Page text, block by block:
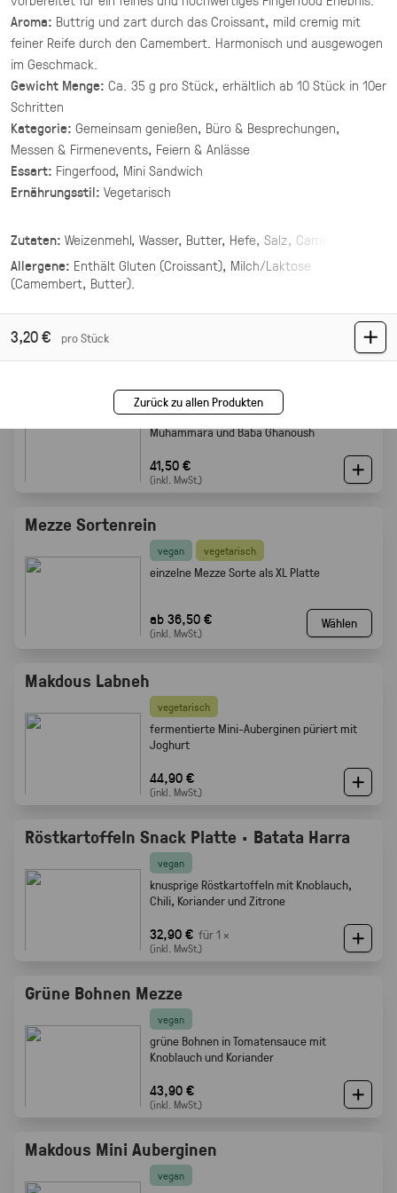
Aroma: Buttrig und zart durch das Croissant, mild cremig mit
feiner Reife durch den Camembert. Harmonisch und ausgewogen
im Geschmack.
Gewicht Menge: Ca. 35 g pro Stück, erhältlich ab 10 Stück in 10er
Schritten
Kategorie: Gemeinsam genießen, Büro & Besprechungen,
Messen & Firmenevents, Feiern & Anlässe
Essart: Fingerfood, Mini Sandwich
Ernährungsstil: Vegetarisch
Zutaten: Weizenmehl, Wasser, Butter, Hefe, Salz, Camembert
Allergene: EnthältGluten (Croissant), Milch/Laktose
(Camembert, Butter)
3,20 € pro Stück
Zurück zu allen Produkten
Asiatische Brokkoli Platte
vegan
asiatischer Marinade mit Sesam und Ingwer.
34,90 € für 1 ×
(inkl. MwSt.)
vegan
vier Hummus Variationen mit Toppings ·
Mezze & Dip
Mezze Mix
vegan vegetarisch
vier Mezze Dips: Hummus, Mutabbal,
Muhammara und Baba Ghanoush
41,50 €
(inkl. MwSt.)
Mezze Sortenrein
vegan vegetarisch
einzelne Mezze Sorte als XL Platte
ab 36,50 €
(inkl. MwSt.)
Wählen
Makdous Labneh
vegetarisch
fermentierte Mini-Auberginen püriert mit
Joghurt
44,90 €
(inkl. MwSt.)
Röstkartoffeln Snack Platte · Batata Harra
vegan
knusprige Röstkartoffeln mit Knoblauch,
Chili, Koriander und Zitrone
32,90 € für 1 ×
(inkl. MwSt.)
Grüne Bohnen Mezze
vegan
grüne Bohnen in Tomatensauce mit
Knoblauch und Koriander
43,90 €
(inkl. MwSt.)
Makdous Mini Auberginen
vegan